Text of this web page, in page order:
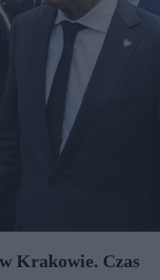
Krakowie. Czas